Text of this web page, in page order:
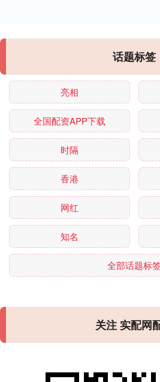
话题标签
亮相
全国配资APP下载
时隔
香港
网红
知名
全部话题标
关注 实配网